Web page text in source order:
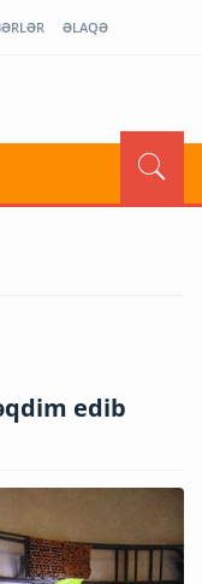
ƏLAQƏ
edib